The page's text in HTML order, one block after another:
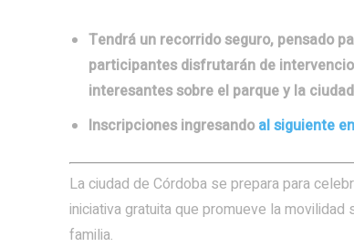
Tendrá un recorrido seguro, pensado
participantes disfrutarán de
interesantes sobre el parque y la
Inscripciones ingresandoal siguiente
La ciudad de Córdoba se prepara para
iniciativa gratuita que promueve la
familia.